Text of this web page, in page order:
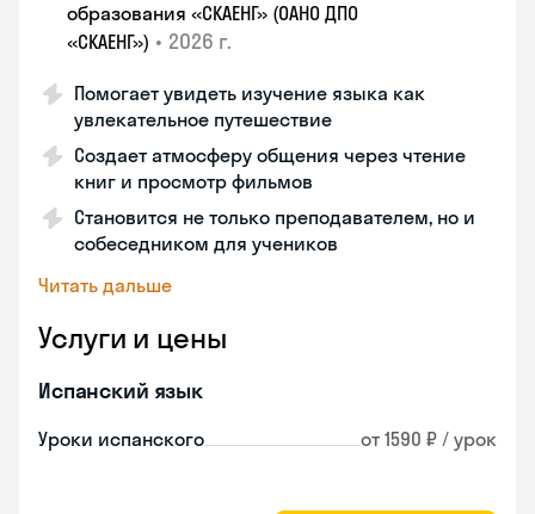
образования «СКАЕНГ» (ОАНО ДПО
«СКАЕНГ») • 2026 г.
Помогает увидеть изучение языка как
увлекательное путешествие
Создает атмосферу общения через чтение
книг и просмотр фильмов
Становится не только преподавателем, но и
собеседником для учеников
Читать дальше
Услуги и цены
Испанский язык
Уроки испанского от 1590 ₽ / урок